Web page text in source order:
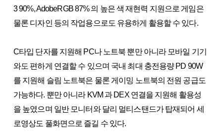
3 90%, AdobeRGB 87% 의 높은 색 재현력 지원으로 게임은
물론 디자인 등의 작업용으로도 유용하게 활용할 수 있다.
C타입 단자를 지원해 PC나 노트북 뿐만 아니라 모바일 기기
와도 편하게 연결할 수 있으며 국내 최대 충전용량 PD 90W
를 지원해 슬림 노트북은 물론 게이밍 노트북의 전원 공급도
가능하다. 뿐만 아니라 KVM 과 DEX 연결을 지원해 활용성
을 높였으며 일반 모니터와 달리 멀티스탠드가 탑재되어 세
로영상도 풀화면으로 즐길 수 있다.